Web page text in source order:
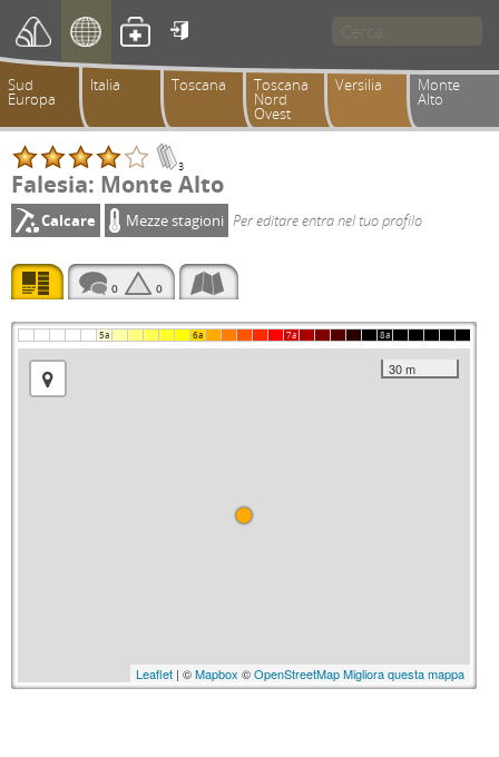

Sud
Europa
Italia Toscana Toscana
Nord
Ovest
Versilia Monte
Alto
3
Falesia: Monte Alto
Calcare Mezze stagioni Per editare entra nel tuo profilo
0 0
5a 6a 7a 8a
30 m
Leaflet | ©Mapbox ©OpenStreetMapMigliora questa mappa